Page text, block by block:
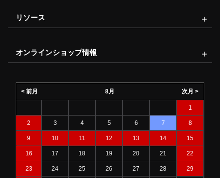
リソース
オンラインショップ情報
8月
< 前月 次月 >
1
2 3 4 5 6 7 8
9 10 11 12 13 14 15
16 17 18 19 20 21 22
23 24 25 26 27 28 29